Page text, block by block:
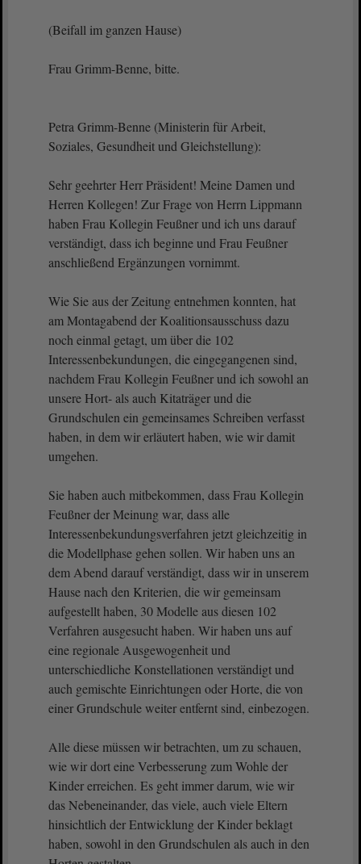
(Beifall im ganzen Hause)
Frau Grimm-Benne, bitte.
Petra Grimm-Benne (Ministerin für Arbeit,
Soziales, Gesundheit und Gleichstellung):
Sehr geehrter Herr Präsident! Meine Damen und
Herren Kollegen! Zur Frage von Herrn Lippmann
haben Frau Kollegin Feußner und ich uns darauf
verständigt, dass ich beginne und Frau Feußner
anschließend Ergänzungen vornimmt.
Wie Sie aus der Zeitung entnehmen konnten, hat
am Montagabend der Koalitionsausschuss dazu
noch einmal getagt, um über die 102
Interessenbekundungen, die eingegangenen sind,
nachdem Frau Kollegin Feußner und ich sowohl an
unsere Hort- als auch Kitaträger und die
Grundschulen ein gemeinsames Schreiben verfasst
haben, in dem wir erläutert haben, wie wir damit
umgehen.
Sie haben auch mitbekommen, dass Frau Kollegin
Feußner der Meinung war, dass alle
Interessenbekundungsverfahren jetzt gleichzeitig in
die Modellphase gehen sollen. Wir haben uns an
dem Abend darauf verständigt, dass wir in unserem
Hause nach den Kriterien, die wir gemeinsam
aufgestellt haben, 30 Modelle aus diesen 102
Verfahren ausgesucht haben. Wir haben uns auf
eine regionale Ausgewogenheit und
unterschiedliche Konstellationen verständigt und
auch gemischte Einrichtungen oder Horte, die von
einer Grundschule weiter entfernt sind, einbezogen.
Alle diese müssen wir betrachten, um zu schauen,
wie wir dort eine Verbesserung zum Wohle der
Kinder erreichen. Es geht immer darum, wie wir
das Nebeneinander, das viele, auch viele Eltern
hinsichtlich der Entwicklung der Kinder beklagt
haben, sowohl in den Grundschulen als auch in den